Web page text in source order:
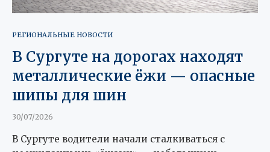
РЕГИОНАЛЬНЫЕ НОВОСТИ
В Сургуте на дорогах находят
металлические ёжи — опасные
шипы для шин
30/07/2026
В Сургуте водители начали сталкиваться с